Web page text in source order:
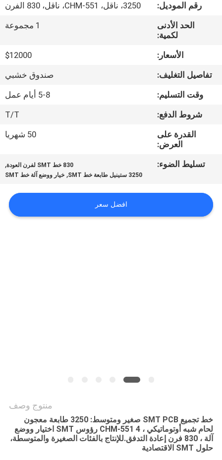
جولة
المصنع
الجودة
اتصل
أخبار
SHOPPING
ON
رقم الموديل:
3250، ناقل، CHM-551، ناقل، 830 الفرن
الحد الأدنى
لكمية:
1 مجموعة
الأسعار:
$12000
تفاصيل التغليف:
صندوق خشبي
وقت التسليم:
5-8 أيام عمل
شروط الدفع:
T/T
القدرة على
العرض:
50 شهريا
تسليط الضوء: 830 خط SMT لفرن العودة ,
3250 ستينيل طابعة خط SMT , خيار ووضع آلة خط SMT
افضل سعر
منتوج وصف
خط تجميع SMT PCB صغير ومتوسط: 3250 طابعة معجون
لحام شبه أوتوماتيكي ، CHM-551 4 رؤوس SMT اختيار ووضع
آلة ، 830 فرن إعادة التدفق.
للإنتاج بالفئات الصغيرة والمتوسطة،
حلول SMT الاقتصادية